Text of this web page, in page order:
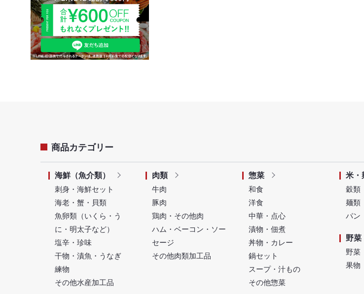
商品カテゴリー
海鮮（魚介類）
刺身・海鮮セット
海老・蟹・貝類
魚卵類（いくら・う
に・明太子など）
塩辛・珍味
干物・漬魚・うなぎ
練物
その他水産加工品
肉類
牛肉
豚肉
鶏肉・その他肉
ハム・ベーコン・ソー
セージ
その他肉類加工品
惣菜
和食
洋食
中華・点心
漬物・佃煮
丼物・カレー
鍋セット
スープ・汁もの
その他惣菜
米・
穀類
麺類
パン
野菜
野菜
果物